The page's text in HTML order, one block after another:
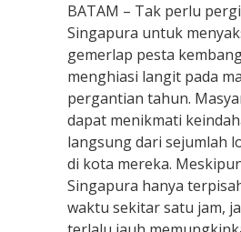
BATAM – Tak perlu
Singapura untuk
gemerlap pesta
menghiasi langit pada
pergantian tahun.
dapat menikmati
langsung dari sejumlah
di kota mereka.
Singapura hanya
waktu sekitar satu jam,